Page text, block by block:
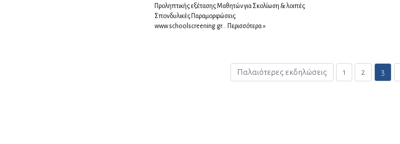
Προληπτικής εξέτασης Μαθητών για Σκολίωση & λοιπές
Σπονδυλικές Παραμορφώσεις
www.schoolscreening.gr...
Περισσότερα »
Παλαιότερες εκδηλώσεις 1 2 3